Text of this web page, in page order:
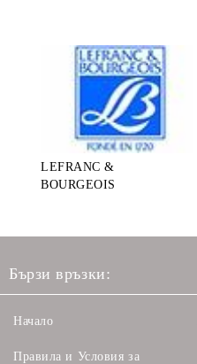
LEFRANC &
BOURGEOIS
Бързи връзки:
Начало
Правила и Условия за